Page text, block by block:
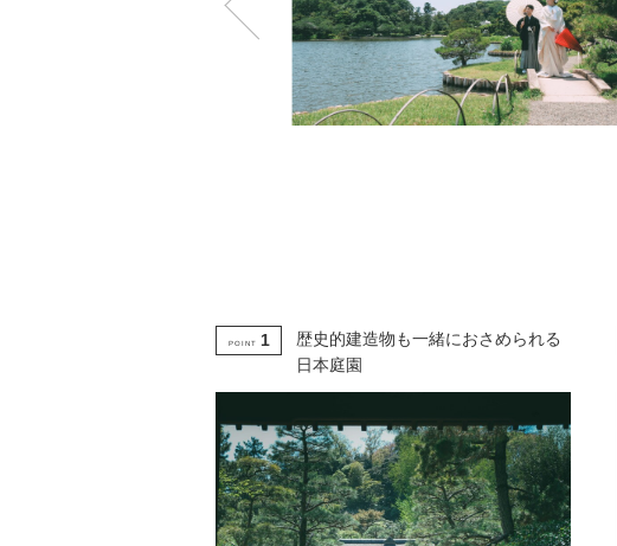
POINT 1
歴史的建造物も一緒におさめられる
日本庭園